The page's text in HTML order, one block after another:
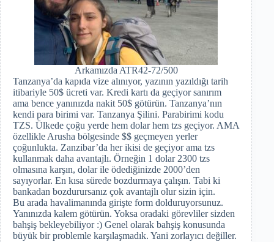
Arkamızda ATR42-72/500
Tanzanya’da kapıda vize alınıyor, yazının yazıldığı tarih
itibariyle 50$ ücreti var. Kredi kartı da geçiyor sanırım
ama bence yanınızda nakit 50$ götürün. Tanzanya’nın
kendi para birimi var. Tanzanya Şilini. Parabirimi kodu
TZS. Ülkede çoğu yerde hem dolar hem tzs geçiyor. AMA
özellikle Arusha bölgesinde $$ geçmeyen yerler
çoğunlukta. Zanzibar’da her ikisi de geçiyor ama tzs
kullanmak daha avantajlı. Örneğin 1 dolar 2300 tzs
olmasına karşın, dolar ile ödediğinizde 2000’den
sayıyorlar. En kısa sürede bozdurmaya çalışın. Tabi ki
bankadan bozdurursanız çok avantajlı olur sizin için.
Bu arada havalimanında girişte form dolduruyorsunuz.
Yanınızda kalem götürün. Yoksa oradaki görevliler sizden
bahşiş bekleyebiliyor :) Genel olarak bahşiş konusunda
büyük bir problemle karşılaşmadık. Yani zorlayıcı değiller.